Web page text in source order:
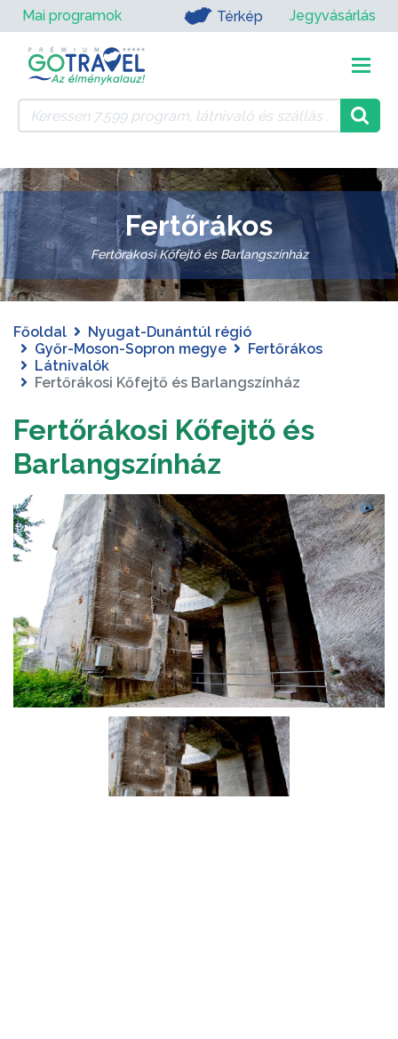
Mai programok Térkép Jegyvásárlás
Fertőrákos
Fertőrákosi Kőfejtő és Barlangszínház
Főoldal
Nyugat-Dunántúl régió
Győr-Moson-Sopron megye
Fertőrákos
Látnivalók
Fertőrákosi Kőfejtő és Barlangszínház
Fertőrákosi Kőfejtő és
Barlangszínház